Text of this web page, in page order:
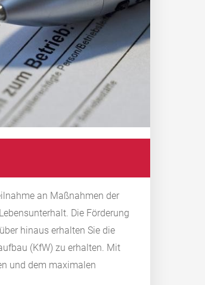
an Maßnahmen der
Die Förderung
hinaus erhalten Sie die
(KfW) zu erhalten. Mit
und dem maximalen